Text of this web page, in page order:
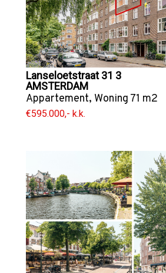
Lanseloetstraat 31 3
AMSTERDAM
Appartement, Woning 71 m2
€595.000,- k.k.